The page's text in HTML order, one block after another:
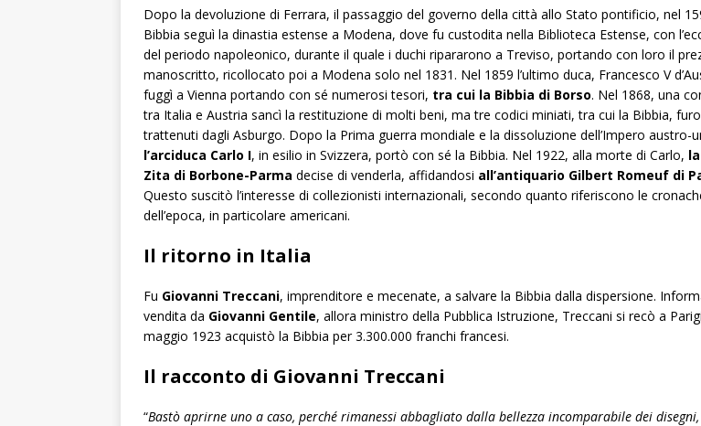
Dopo la devoluzione di Ferrara, il passaggio del governo della città allo Stato pontificio, nel
Bibbia seguì la dinastia estense a Modena, dove fu custodita nella Biblioteca Estense, con
del periodo napoleonico, durante il quale i duchi ripararono a Treviso, portando con loro il
manoscritto, ricollocato poi a Modena solo nel 1831. Nel 1859 l’ultimo duca, Francesco V
fuggì a Vienna portando con sé numerosi tesori, tra cui la Bibbia di Borso. Nel 1868, una
tra Italia e Austria sancì la restituzione di molti beni, ma tre codici miniati, tra cui la Bibbia,
trattenuti dagli Asburgo. Dopo la Prima guerra mondiale e la dissoluzione dell’Impero austro-
l’arciduca Carlo I, in esilio in Svizzera, portò con sé la Bibbia. Nel 1922, alla morte di Carlo,
Zita di Borbone-Parma decise di venderla, affidandosi all’antiquario Gilbert Romeuf di
Questo suscitò l’interesse di collezionisti internazionali, secondo quanto riferiscono le
dell’epoca, in particolare americani.
Il ritorno in Italia
Fu Giovanni Treccani, imprenditore e mecenate, a salvare la Bibbia dalla dispersione.
vendita da Giovanni Gentile, allora ministro della Pubblica Istruzione, Treccani si recò a
maggio 1923 acquistò la Bibbia per 3.300.000 franchi francesi.
Il racconto di Giovanni Treccani
“Bastò aprirne uno a caso, perché rimanessi abbagliato dalla bellezza incomparabile dei